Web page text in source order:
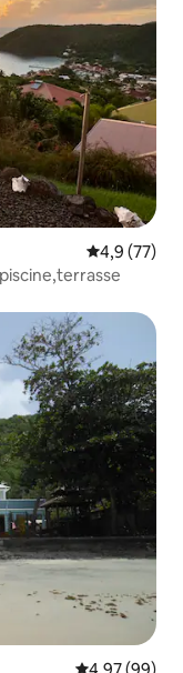
Évaluation
4,9 (77)
Évaluation
4,97 (99)